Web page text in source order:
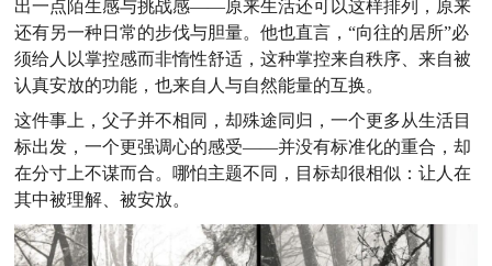
出一点陌生感与挑战感——原来生活还可以这样排列，原来
还有另一种日常的步伐与胆量。他也直言，“向往的居所”必
须给人以掌控感而非惰性舒适，这种掌控来自秩序、来自被
认真安放的功能，也来自人与自然能量的互换。
这件事上，父子并不相同，却殊途同归，一个更多从生活目
标出发，一个更强调心的感受——并没有标准化的重合，却
在分寸上不谋而合。哪怕主题不同，目标却很相似：让人在
其中被理解、被安放。